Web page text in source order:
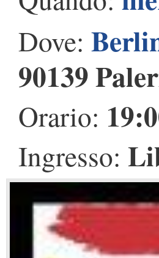
Dove:
90139
Orario:
Ingresso: